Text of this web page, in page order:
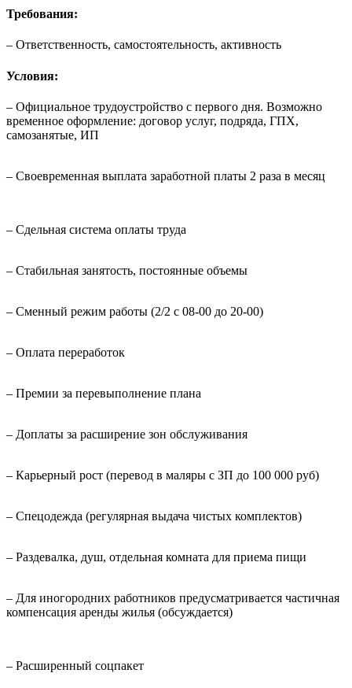
Требования:
– Ответственность, самостоятельность, активность
Условия:
– Официальное трудоустройство с первого дня. Возможно
временное оформление: договор услуг, подряда, ГПХ,
самозанятые, ИП
– Своевременная выплата заработной платы 2 раза в месяц
– Сдельная система оплаты труда
– Стабильная занятость, постоянные объемы
– Сменный режим работы (2/2 с 08-00 до 20-00)
– Оплата переработок
– Премии за перевыполнение плана
– Доплаты за расширение зон обслуживания
– Карьерный рост (перевод в маляры с ЗП до 100 000 руб)
– Спецодежда (регулярная выдача чистых комплектов)
– Раздевалка, душ, отдельная комната для приема пищи
– Для иногородних работников предусматривается частичная
компенсация аренды жилья (обсуждается)
– Расширенный соцпакет